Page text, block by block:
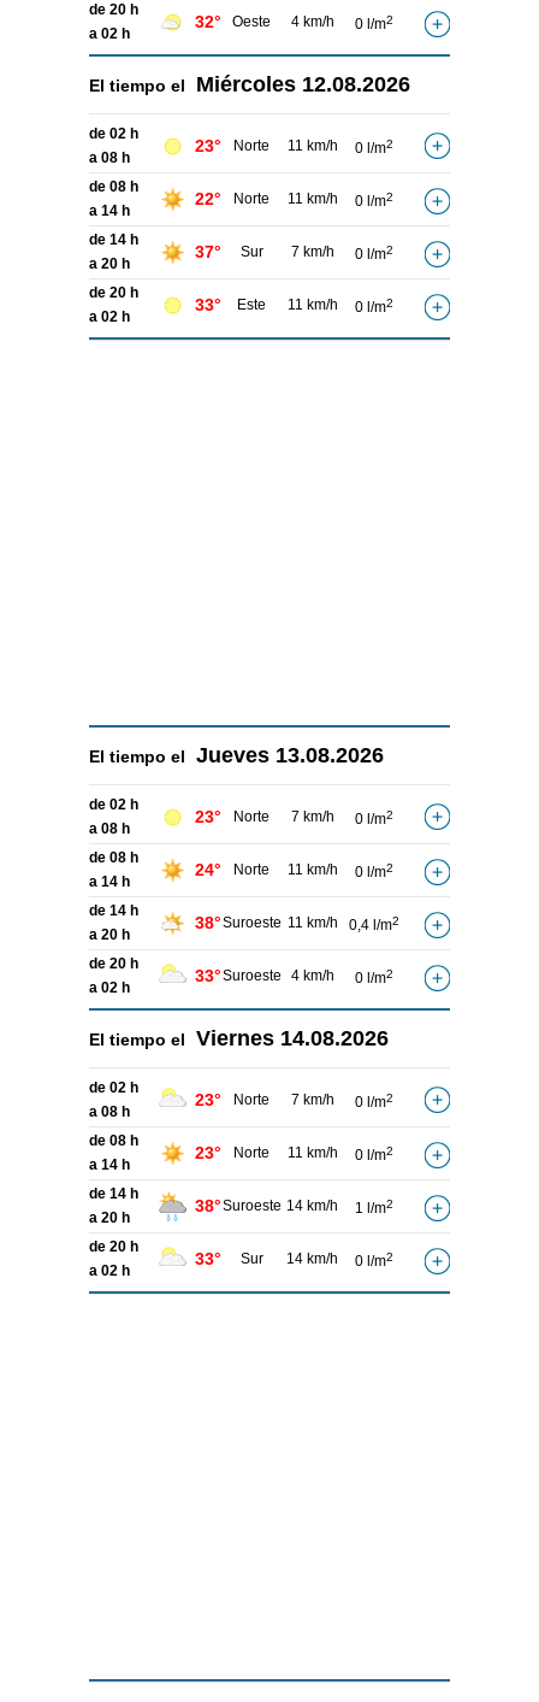
de 20 h
a 02 h
32° Oeste 4 km/h 0 l/m2
El tiempo el Miércoles 12.08.2026
de 02 h
a 08 h
23° Norte 11 km/h 0 l/m2
de 08 h
a 14 h
22° Norte 11 km/h 0 l/m2
de 14 h
a 20 h
37° Sur 7 km/h 0 l/m2
de 20 h
a 02 h
33° Este 11 km/h 0 l/m2
El tiempo el Jueves 13.08.2026
de 02 h
a 08 h
23° Norte 7 km/h 0 l/m2
de 08 h
a 14 h
24° Norte 11 km/h 0 l/m2
de 14 h
a 20 h
38°Suroeste 11 km/h 0,4 l/m2
de 20 h
a 02 h
33°Suroeste 4 km/h 0 l/m2
El tiempo el Viernes 14.08.2026
de 02 h
a 08 h
23° Norte 7 km/h 0 l/m2
de 08 h
a 14 h
23° Norte 11 km/h 0 l/m2
de 14 h
a 20 h
38°Suroeste 14 km/h 1 l/m2
de 20 h
a 02 h
33° Sur 14 km/h 0 l/m2